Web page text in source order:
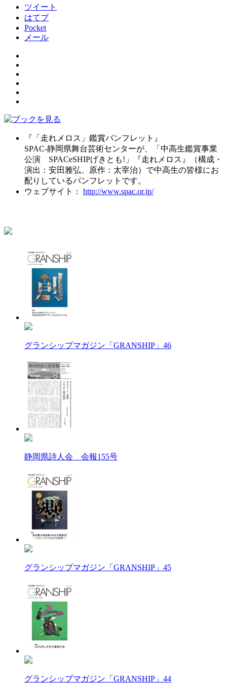
ツイート
はてブ
Pocket
メール
『「走れメロス」鑑賞パンフレット』
SPAC-静岡県舞台芸術センターが、「中高生鑑賞事業
公演 SPACeSHIPげきとも!」『走れメロス』（構成・
演出：安田雅弘、原作：太宰治）で中高生の皆様にお
配りしているパンフレットです。
ウェブサイト： http://www.spac.or.jp/
グランシップマガジン「GRANSHIP」46
静岡県詩人会 会報155号
グランシップマガジン「GRANSHIP」45
グランシップマガジン「GRANSHIP」44